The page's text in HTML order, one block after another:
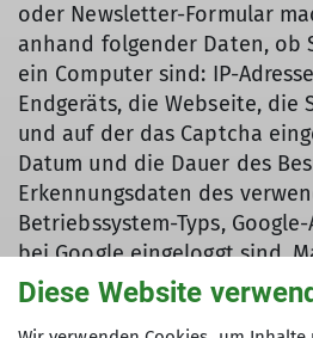
oder Newsletter-Formular
anhand folgender Daten, ob
ein Computer sind: IP-
Endgeräts, die Webseite, die
und auf der das Captcha
Datum und die Dauer des
Erkennungsdaten des
Betriebssystem-Typs,
bei Google eingeloggt sind,
den reCaptcha-Flächen
Diese Website